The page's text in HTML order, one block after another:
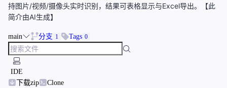
持图片/视频/摄像头实时识别，结果可表格显示与Excel导出。【此
简介由AI生成】
main 分支 1 Tags 0
IDE
下载zip
Clone